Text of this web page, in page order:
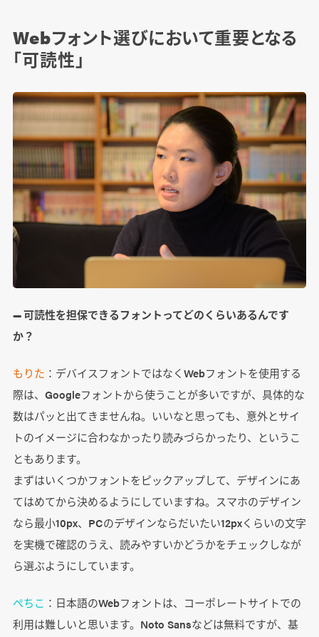
Webフォント選びにおいて重要となる
「可読性」
― 可読性を担保できるフォントってどのくらいあるんです
か？
もりた ：デバイスフォントではなくWebフォントを使用する
際は、Googleフォントから使うことが多いですが、具体的な
数はパッと出てきませんね。いいなと思っても、意外とサイ
トのイメージに合わなかったり読みづらかったり、というこ
ともあります。
まずはいくつかフォントをピックアップして、デザインにあ
てはめてから決めるようにしていますね。スマホのデザイン
なら最小10px、PCのデザインならだいたい12pxくらいの文字
を実機で確認のうえ、読みやすいかどうかをチェックしなが
ら選ぶようにしています。
ぺちこ ：日本語のWebフォントは、コーポレートサイトでの
利用は難しいと思います。Noto Sansなどは無料ですが、基